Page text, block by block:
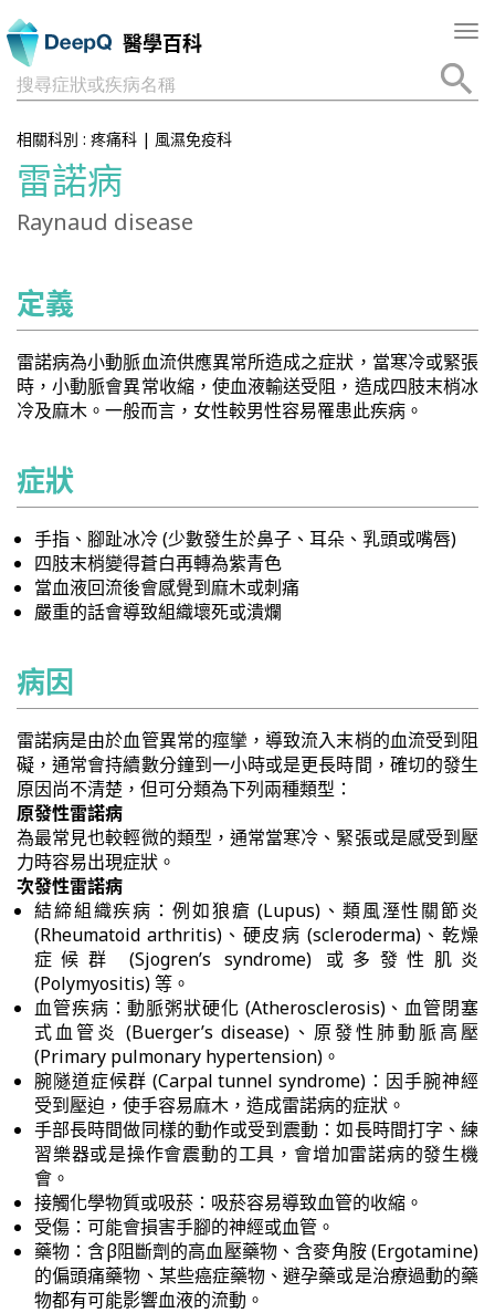
醫學百科
搜尋症狀或疾病名稱
相關科別 : 疼痛科 | 風濕免疫科
雷諾病
Raynaud disease
定義
雷諾病為小動脈血流供應異常所造成之症狀，當寒冷或緊張
時，小動脈會異常收縮，使血液輸送受阻，造成四肢末梢冰
冷及麻木。一般而言，女性較男性容易罹患此疾病。
症狀
手指、腳趾冰冷 (少數發生於鼻子、耳朵、乳頭或嘴唇)
四肢末梢變得蒼白再轉為紫青色
當血液回流後會感覺到麻木或刺痛
嚴重的話會導致組織壞死或潰爛
病因
雷諾病是由於血管異常的痙攣，導致流入末梢的血流受到阻
礙，通常會持續數分鐘到一小時或是更長時間，確切的發生
原因尚不清楚，但可分類為下列兩種類型：
原發性雷諾病
為最常見也較輕微的類型，通常當寒冷、緊張或是感受到壓
力時容易出現症狀。
次發性雷諾病
結締組織疾病：例如狼瘡 (Lupus)、類風溼性關節炎
(Rheumatoid arthritis)、硬皮病 (scleroderma)、乾燥
症候群 (Sjogren’s syndrome) 或多發性肌炎
(Polymyositis) 等。
血管疾病：動脈粥狀硬化 (Atherosclerosis)、血管閉塞
式血管炎 (Buerger’s disease)、原發性肺動脈高壓
(Primary pulmonary hypertension)。
腕隧道症候群 (Carpal tunnel syndrome)：因手腕神經
受到壓迫，使手容易麻木，造成雷諾病的症狀。
手部長時間做同樣的動作或受到震動：如長時間打字、練
習樂器或是操作會震動的工具，會增加雷諾病的發生機
會。
接觸化學物質或吸菸：吸菸容易導致血管的收縮。
受傷：可能會損害手腳的神經或血管。
藥物：含β阻斷劑的高血壓藥物、含麥角胺 (Ergotamine)
的偏頭痛藥物、某些癌症藥物、避孕藥或是治療過動的藥
物都有可能影響血液的流動。